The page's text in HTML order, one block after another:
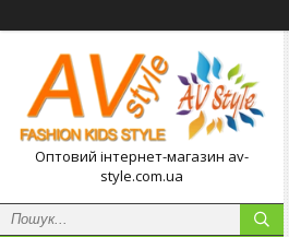
Оптовий інтернет-магазин av-
style.com.ua